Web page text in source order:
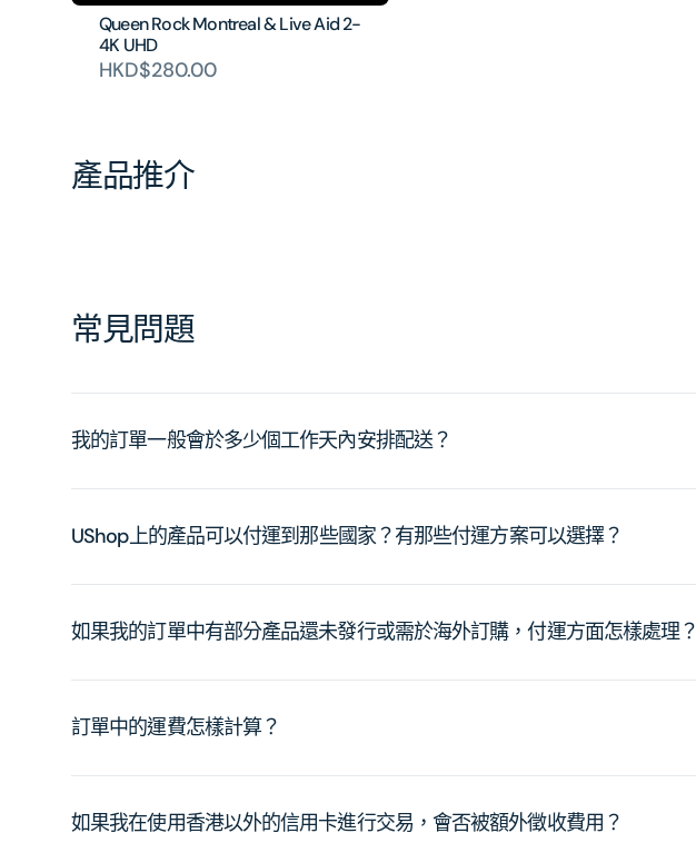
Queen Rock Montreal & Live Aid 2-
4K UHD
HKD$280.00
產品推介
常見問題
我的訂單一般會於多少個工作天內安排配送？
UShop上的產品可以付運到那些國家？有那些付運方案可以選擇？
如果我的訂單中有部分產品還未發行或需於海外訂購，付運方面怎樣處理？
訂單中的運費怎樣計算？
如果我在使用香港以外的信用卡進行交易，會否被額外徵收費用？